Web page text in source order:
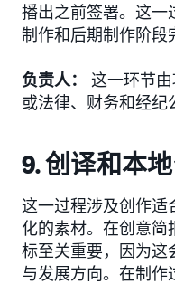
播出之前签署。这一
制作和后期制作阶段
负责人： 这一环节
或法律、财务和经纪
9. 创译和本
这一过程涉及创作适
化的素材。在创意简
标至关重要，因为这
与发展方向。在制作